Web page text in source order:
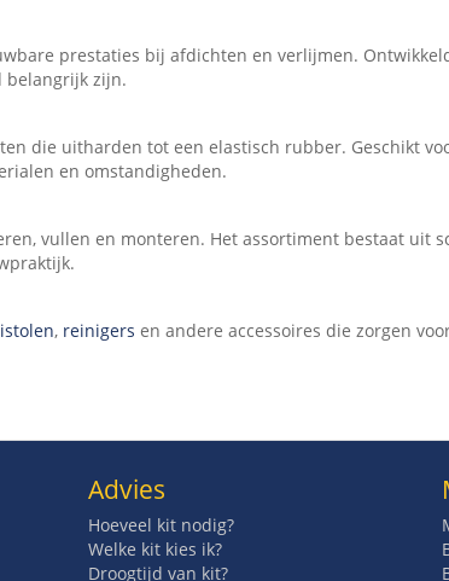
prestaties bij afdichten en verlijmen.
belangrijk zijn.
die uitharden tot een elastisch rubber. Geschikt
en omstandigheden.
vullen en monteren. Het assortiment bestaat uit
, reinigers en andere accessoires die zorgen
Advies
Hoeveel kit nodig?
Welke kit kies ik?
Droogtijd van kit?